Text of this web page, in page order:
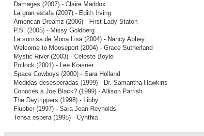
Damages (2007) - Claire Maddox
La gran estafa(2007) - Edith Irving
American Dreamz (2006) - First Lady Staton
P.S. (2005) - Missy Goldberg
La sonrisa de Mona Lisa(2004) - Nancy Abbey
Welcome to Mooseport (2004) - Grace Sutherland
Mystic River (2003) - Celeste Boyle
Pollock (2001) - Lee Krasner
Space Cowboys (2000) - Sara Holland
Medidas desesperadas (1999) - Dr. Samantha Hawkins
Conoces a Joe Black? (1999) - Allison Parrish
The Daytrippers (1998) - Libby
Flubber (1997) - Sara Jean Reynolds
Tensa espera(1995) - Cynthia